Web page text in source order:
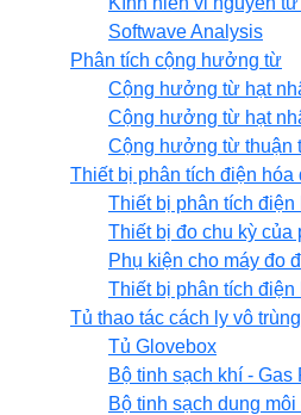
Softwave Analysis
Phân tích cộng hưởng từ
Cộng hưởng từ hạt
Cộng hưởng từ hạt
Cộng hưởng từ thuận
Thiết bị phân tích điện hóa
Thiết bị phân tích
Thiết bị đo chu kỳ của
Phụ kiện cho máy đo
Thiết bị phân tích điện
Tủ thao tác cách ly vô
Tủ Glovebox
Bộ tinh sạch khí - Gas
Bộ tinh sạch dung